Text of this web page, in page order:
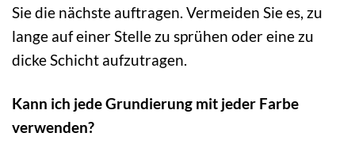
Sie die nächste auftragen. Vermeiden Sie es, zu
lange auf einer Stelle zu sprühen oder eine zu
dicke Schicht aufzutragen.
Kann ich jede Grundierung mit jeder Farbe
verwenden?